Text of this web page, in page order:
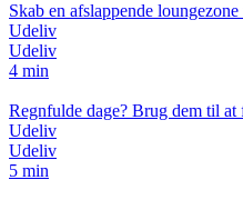
Skab en afslappende
Udeliv
Udeliv
4 min
Regnfulde dage? Brug dem til at
Udeliv
Udeliv
5 min